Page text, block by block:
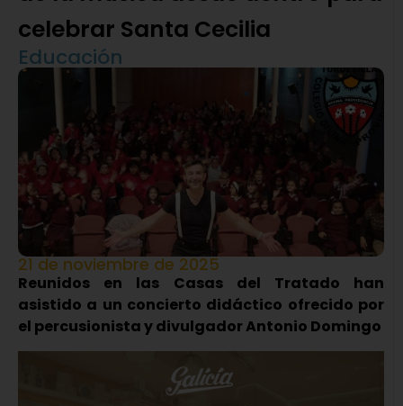
celebrar Santa Cecilia
Educación
21 de noviembre de 2025
Reunidos en las Casas del Tratado han
asistido a un concierto didáctico ofrecido por
el percusionista y divulgador Antonio Domingo